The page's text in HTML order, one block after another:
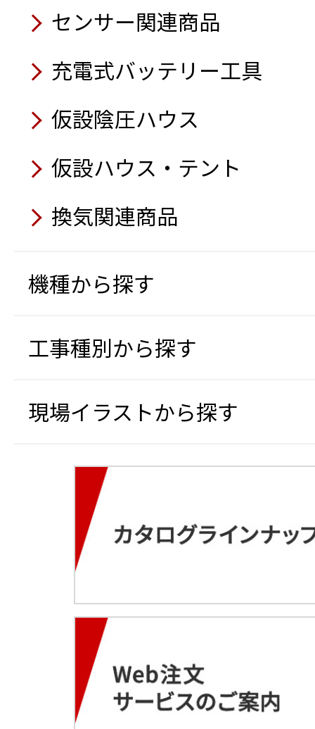
業務用かき氷機
遠隔計測監視システム み
6月
電線・架線 超音波検知セ
穴あきコーン
充電式ポータブルスポッ
移動式エアコン スーパー
4月
FRP製トラック昇降タラ
軌陸両用運搬車 デュアル
B4（バケット＆4頭タイ
軌陸バックホー
3月
上腕アシストスーツ
ラジコン式地拵機
深あおりダンプ3.0t高床
ラジコン草刈機 神刈
パイプクローラー A-150S
パイプカメラ HS3040
5月
遠隔計測監視システム み
エアーテント（エアーQ）
4月
送電線鉄塔建設用クライ
JCT036
送電線鉄塔建設用ジブク
3月
高圧電源車
バッテリー・ユニット
バイオディーゼル燃料専
ハイブリッド発電機
カセットガス式インバー
6月
移動式エアコン（スーパ
充電式バッテリー工具 フ
クローラー台車（フット
重機取付型セーフティカ
コ®JK）
SGセトー（背面感知ガー
Safety Training System
ラメンテナンス作業点検
3月
充電式バッテリー工具
サイレントパイラー®
6月
高温仕様水中ポンプ
5月
ト）
クローラー台車
可搬式作業台
小型海水淡水化装置（可
循環式手洗い機
3月
工事看板 ブロー枠
2月
建機レンタル Web注文サ
太陽光パネル搭載オフグ
非常用電源切替盤
発電機自動運転盤
7月
上向き作業用腕部補助型
熱中症予防表示器
AI監視カメラ（
路安全教育編）
5月
オフグリッドハウス
空気清浄機 電気集塵タイ
秤 U字型
4月
衝突被害軽減ブレーキ機
ブーム旋回時走行警告シ
体表面温度測定器
簡易養生テント（すぽっ
USB充電アダプター
空気清浄機 フィルタータ
太陽光パネル搭載オフグ
SF free送風機
冷える～む2
エアーテント（エアーQ）
スポットエアコン
送風機
クールミスト
スタンドファン
5月
8月
散水車 洗浄機搭載型
7月
コードレス式バイブレー
軽散水車
センサー関連商品
充電式バッテリー工具
仮設陰圧ハウス
仮設ハウス・テント
換気関連商品
機種から探す
工事種別から探す
現場イラストから探す